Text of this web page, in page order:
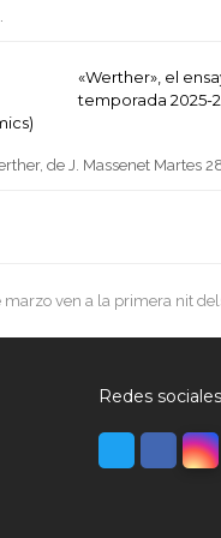
«Werther», el
temporada 2025-
de J. Massenet Martes
marzo ven a la primera nit
Redes sociales
Twitter